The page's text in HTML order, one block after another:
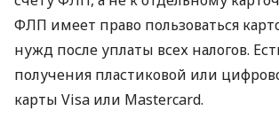
ФЛП имеет право пользоваться
нужд после уплаты всех налогов.
получения пластиковой или
карты Visa или Mastercard.